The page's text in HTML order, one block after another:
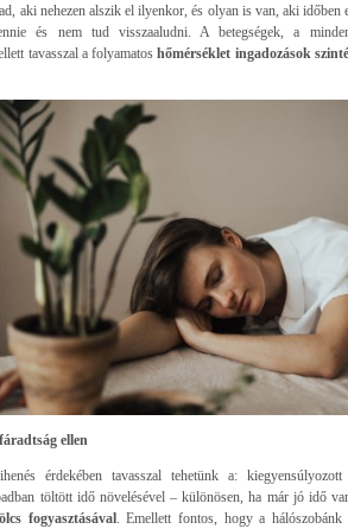
aki nehezen alszik el ilyenkor, és olyan is van, aki időben
és nem tud visszaaludni. A betegségek, a
tavasszal a folyamatoshőmérséklet ingadozások
ellen
érdekében tavasszal tehetünk a:
töltött idő növelésével – különösen, ha már jó idő
fogyasztásával. Emellett fontos, hogy a hálószobánk